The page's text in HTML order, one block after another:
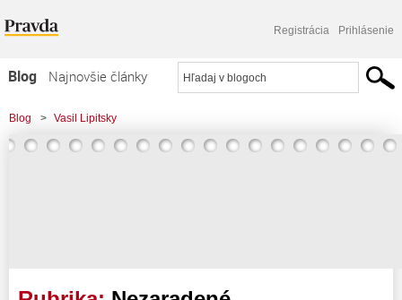
Registrácia Prihlásenie
Blog
Najnovšie články
Najčítanejšie články
Najkomentovanejšie články
Blog > Vasil Lipitsky